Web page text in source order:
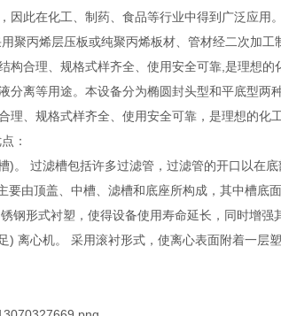
因此在化工、制药、食品等行业中得到广泛应用
聚丙烯层压板或纯聚丙烯板材、管材经二次加
构合理、规格式样齐全、使用安全可靠,是理想
分离等用途。本设备分为椭圆封头型和平底型两
理、规格式样齐全、使用安全可靠，是理想的化
：
)。 过滤槽包括许多过滤管，过滤管的开口以在
要由顶盖、中槽、滤槽和底座所构成，其中槽底
钢形式衬塑，使得设备使用寿命延长，同时增强
) 离心机。 采用滚衬形式，使离心表面附着一层